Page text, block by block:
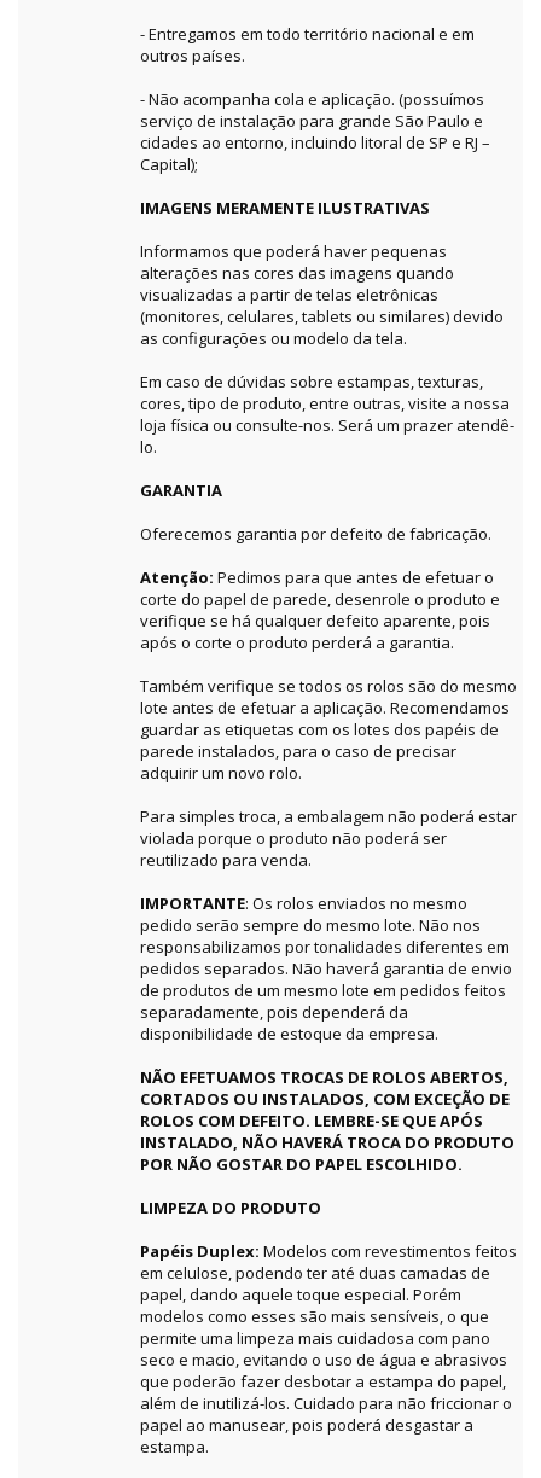
- Entregamos em todo território nacional e em
outros países.
- Não acompanha cola e aplicação. (possuímos
serviço de instalação para grande São Paulo e
cidades ao entorno, incluindo litoral de SP e RJ –
Capital);
IMAGENS MERAMENTE ILUSTRATIVAS
Informamos que poderá haver pequenas
alterações nas cores das imagens quando
visualizadas a partir de telas eletrônicas
(monitores, celulares, tablets ou similares) devido
as configurações ou modelo da tela.
Em caso de dúvidas sobre estampas, texturas,
cores, tipo de produto, entre outras, visite a nossa
loja física ou consulte-nos. Será um prazer atendê-
lo.
GARANTIA
Oferecemos garantia por defeito de fabricação.
Atenção: Pedimos para que antes de efetuar o
corte do papel de parede, desenrole o produto e
verifique se há qualquer defeito aparente, pois
após o corte o produto perderá a garantia.
Também verifique se todos os rolos são do mesmo
lote antes de efetuar a aplicação. Recomendamos
guardar as etiquetas com os lotes dos papéis de
parede instalados, para o caso de precisar
adquirir um novo rolo.
Para simples troca, a embalagem não poderá estar
violada porque o produto não poderá ser
reutilizado para venda.
IMPORTANTE: Os rolos enviados no mesmo
pedido serão sempre do mesmo lote. Não nos
responsabilizamos por tonalidades diferentes em
pedidos separados. Não haverá garantia de envio
de produtos de um mesmo lote em pedidos feitos
separadamente, pois dependerá da
disponibilidade de estoque da empresa.
NÃO EFETUAMOS TROCAS DE ROLOS ABERTOS,
CORTADOS OU INSTALADOS, COM EXCEÇÃO DE
ROLOS COM DEFEITO. LEMBRE-SE QUE APÓS
INSTALADO, NÃO HAVERÁ TROCA DO PRODUTO
POR NÃO GOSTAR DO PAPEL ESCOLHIDO.
LIMPEZA DO PRODUTO
Papéis Duplex: Modelos com revestimentos feitos
em celulose, podendo ter até duas camadas de
papel, dando aquele toque especial. Porém
modelos como esses são mais sensíveis, o que
permite uma limpeza mais cuidadosa com pano
seco e macio, evitando o uso de água e abrasivos
que poderão fazer desbotar a estampa do papel,
além de inutilizá-los. Cuidado para não friccionar o
papel ao manusear, pois poderá desgastar a
estampa.